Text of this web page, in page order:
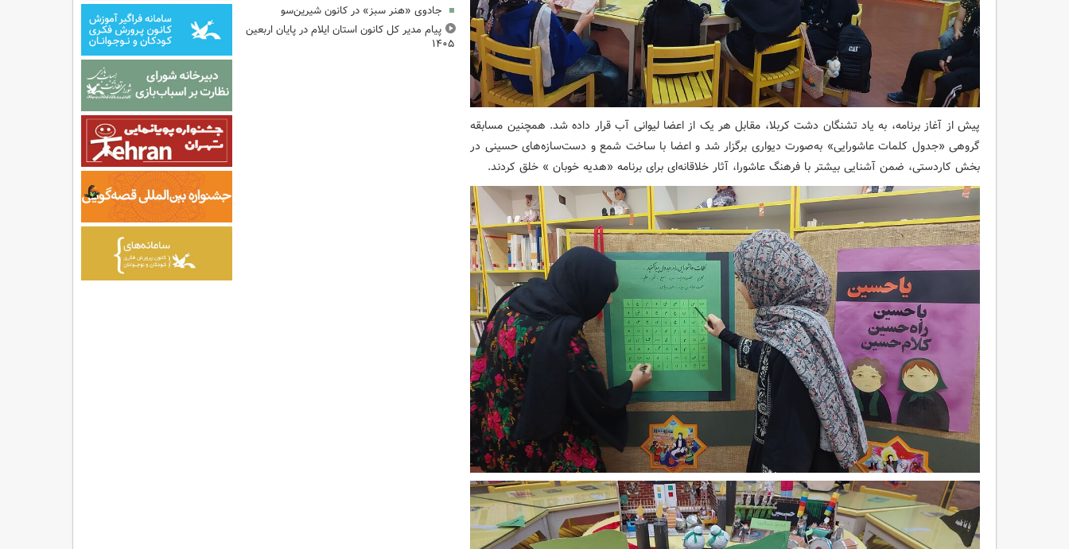
پیش از آغاز برنامه، به یاد تشنگان دشت کربلا، مقابل هر یک از اعضا لیوانی آب قرار داده شد. همچنین مسابقه
گروهی «جدول کلمات عاشورایی» به‌صورت دیواری برگزار شد و اعضا با ساخت شمع و دست‌سازه‌های حسینی در
بخش کاردستی، ضمن آشنایی بیشتر با فرهنگ عاشورا، آثار خلاقانه‌ای برای برنامه «هدیه خوبان » خلق کردند.
جادوی «هنر سبز» در کانون شیرین‌سو
پیام مدیر کل کانون استان ایلام در پایان اربعین
۱۴۰۵